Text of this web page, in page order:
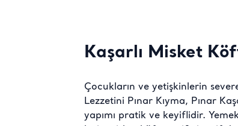
Kaşarlı Misket
Çocukların ve yetişkinlerin
Lezzetini Pınar Kıyma, Pınar
yapımı pratik ve keyiflidir.